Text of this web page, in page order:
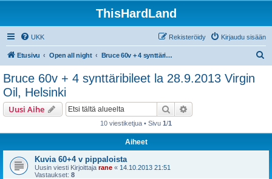
ThisHardLand
UKK Kirjaudu sisään
Rekisteröidy
Etusivu Open all night Bruce 60v + 4 synttäribileet la 28.9.2013 Virgin Oil, Helsinki
Bruce 60v + 4 synttäribileet la 28.9.2013 Virgin
Oil, Helsinki
Uusi Aihe Etsi
10 viestiketjua • Sivu 1/1
Aiheet
Kuvia 60+4 v pippaloista
Uusin viesti Kirjoittaja rane « 14.10.2013 21:51
Vastaukset: 8